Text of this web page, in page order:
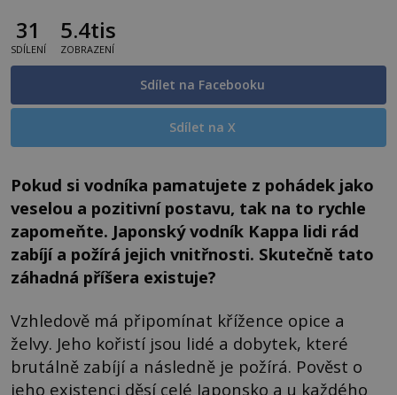
31
SDÍLENÍ
5.4tis
ZOBRAZENÍ
Sdílet na Facebooku
Sdílet na X
Pokud si vodníka pamatujete z pohádek jako
veselou a pozitivní postavu, tak na to rychle
zapomeňte. Japonský vodník Kappa lidi rád
zabíjí a požírá jejich vnitřnosti. Skutečně tato
záhadná příšera existuje?
Vzhledově má připomínat křížence opice a
želvy. Jeho kořistí jsou lidé a dobytek, které
brutálně zabíjí a následně je požírá. Pověst o
jeho existenci děsí celé Japonsko a u každého